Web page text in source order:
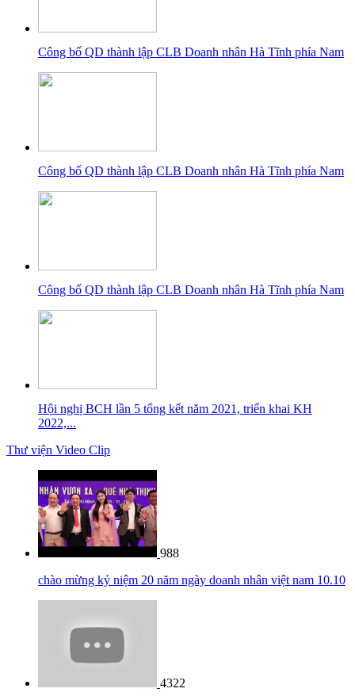
Công bố QD thành lập CLB Doanh nhân Hà Tĩnh phía Nam
Công bố QD thành lập CLB Doanh nhân Hà Tĩnh phía Nam
Công bố QD thành lập CLB Doanh nhân Hà Tĩnh phía Nam
Hội nghị BCH lần 5 tổng kết năm 2021, triển khai KH
2022,...
Thư viện Video Clip
988
chào mừng kỷ niệm 20 năm ngày doanh nhân việt nam 10.10
4322